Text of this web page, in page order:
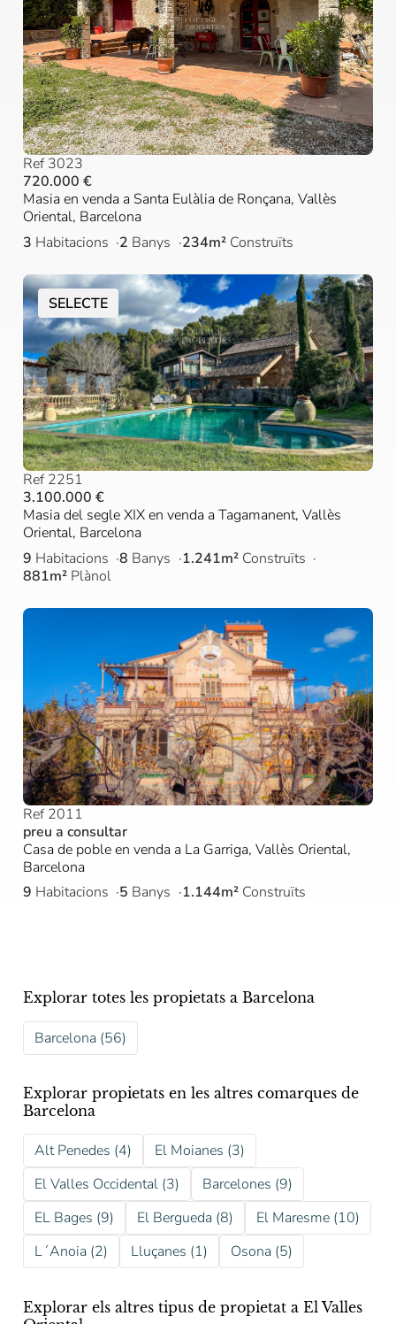
Ref 3023
720.000 €
Masia en venda a Santa Eulàlia de Ronçana, Vallès
Oriental, Barcelona
3 Habitacions 2 Banys 234m² Construïts
SELECTE
Ref 2251
3.100.000 €
Masia del segle XIX en venda a Tagamanent, Vallès
Oriental, Barcelona
9 Habitacions 8 Banys 1.241m² Construïts
881m² Plànol
Ref 2011
preu a consultar
Casa de poble en venda a La Garriga, Vallès Oriental,
Barcelona
9 Habitacions 5 Banys 1.144m² Construïts
Explorar totes les propietats a Barcelona
Barcelona (56)
Explorar propietats en les altres comarques de
Barcelona
Alt Penedes (4)
El Moianes (3)
El Valles Occidental (3)
Barcelones (9)
EL Bages (9)
El Bergueda (8)
El Maresme (10)
L´Anoia (2)
Lluçanes (1) Osona (5)
Explorar els altres tipus de propietat a El Valles